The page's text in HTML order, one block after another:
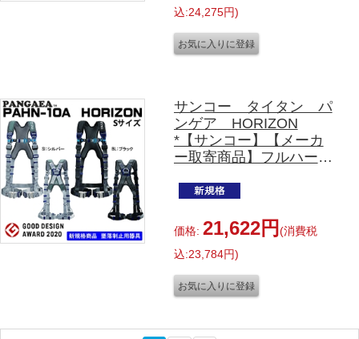
込:24,275円)
サンコー タイタン パ
ンゲア HORIZON
*【サンコー】【メーカ
ー取寄商品】フルハーネ
PAHN-10A Sサイズ
ク
価格: 21,622円 (消費税
込:23,784円)